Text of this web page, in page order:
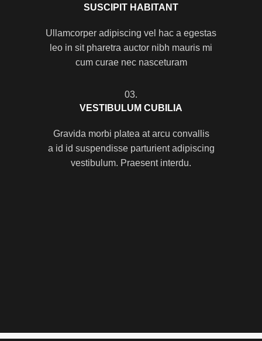
SUSCIPIT HABITANT
Ullamcorper adipiscing vel hac a egestas
leo in sit pharetra auctor nibh mauris mi
cum curae nec nasceturam
03.
VESTIBULUM CUBILIA
Gravida morbi platea at arcu convallis
a id id suspendisse parturient adipiscing
vestibulum. Praesent interdu.